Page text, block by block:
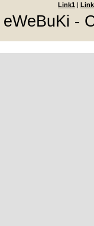
Link1 |
eWeBuKi -